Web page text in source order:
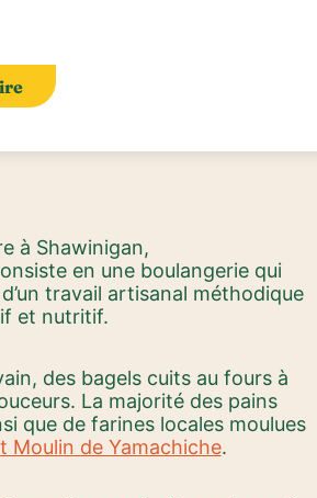
à Shawinigan,
en une boulangerie qui
travail artisanal méthodique
et nutritif.
des bagels cuits au fours à
La majorité des pains
que de farines locales moulues
Moulin de Yamachiche.